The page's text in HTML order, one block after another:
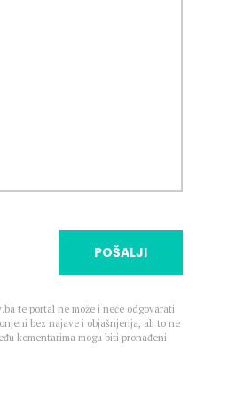
POŠALJI
te portal ne može i neće odgovarati
bez najave i objašnjenja, ali to ne
komentarima mogu biti pronađeni